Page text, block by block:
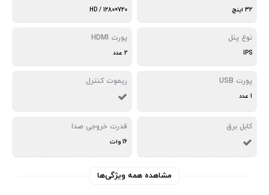
32 اینچ 720×1280 / HD
نوع پنل
IPS
پورت HDMI
2 عدد
پورت USB
1 عدد
ریموت کنترل
کابل برق قدرت خروجی صدا
16 وات
مشاهده همه ویژگی‌ها